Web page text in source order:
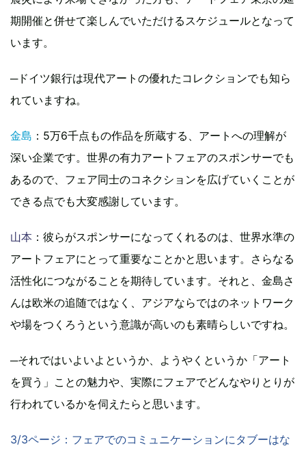
期開催と併せて楽しんでいただけるスケジュールとなって
います。
─ドイツ銀行は現代アートの優れたコレクションでも知ら
れていますね。
金島 ：5万6千点もの作品を所蔵する、アートへの理解が
深い企業です。世界の有力アートフェアのスポンサーでも
あるので、フェア同士のコネクションを広げていくことが
できる点でも大変感謝しています。
山本 ：彼らがスポンサーになってくれるのは、世界水準の
アートフェアにとって重要なことかと思います。さらなる
活性化につながることを期待しています。それと、金島さ
んは欧米の追随ではなく、アジアならではのネットワーク
や場をつくろうという意識が高いのも素晴らしいですね。
─それではいよいよというか、ようやくというか「アート
を買う」ことの魅力や、実際にフェアでどんなやりとりが
行われているかを伺えたらと思います。
3/3ページ：フェアでのコミュニケーションにタブーはな